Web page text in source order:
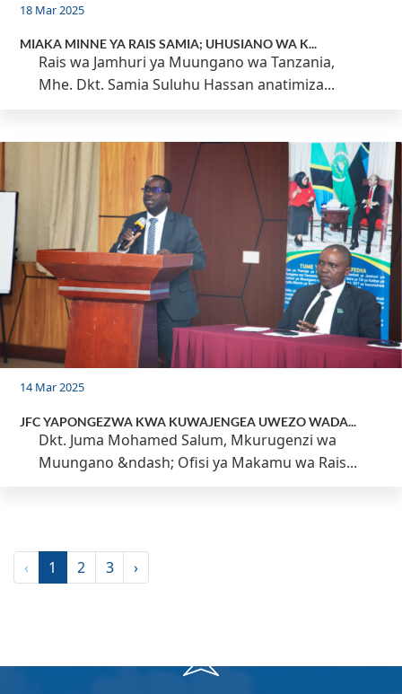
18 Mar 2025
MIAKA MINNE YA RAIS SAMIA; UHUSIANO WA K...
Rais wa Jamhuri ya Muungano wa Tanzania,
Mhe. Dkt. Samia Suluhu Hassan anatimiza...
14 Mar 2025
JFC YAPONGEZWA KWA KUWAJENGEA UWEZO WADA...
Dkt. Juma Mohamed Salum, Mkurugenzi wa
Muungano &ndash; Ofisi ya Makamu wa Rais...
‹ 1 2 3 ›